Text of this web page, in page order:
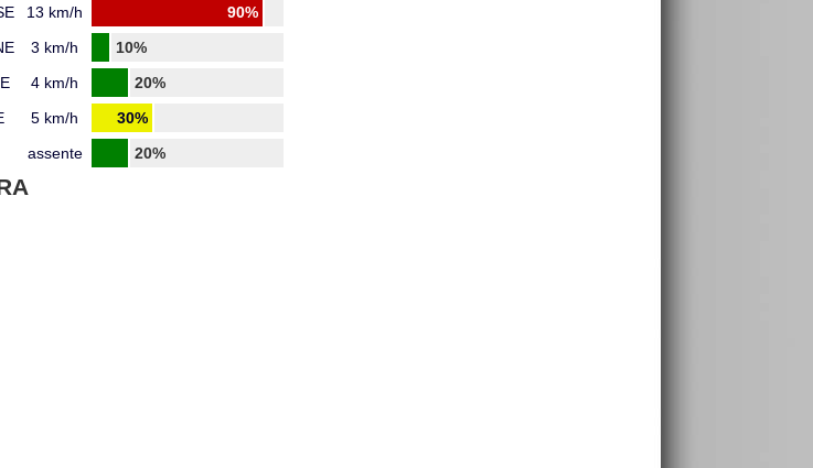
13 km/h
90%
3 km/h
10%
4 km/h
20%
5 km/h
30%
assente 20%